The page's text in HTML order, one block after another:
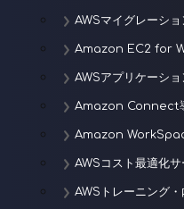
AWSマイグレーシ
Amazon EC2 for
AWSアプリケーシ
Amazon Connect
Amazon
AWSコスト最適化サ
AWSトレーニング